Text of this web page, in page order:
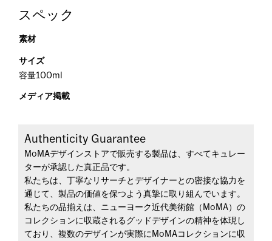
スペック
素材
サイズ
容量100ml
メディア掲載
Authenticity Guarantee
MoMAデザインストアで販売する製品は、すべてキュレー
ターが承認した真正品です。
私たちは、丁寧なリサーチとデザイナーとの密接な協力を
通じて、製品の価値を保つよう真摯に取り組んでいます。
私たちの品揃えは、ニューヨーク近代美術館（MoMA）の
コレクションに収蔵されるグッドデザインの精神を体現し
ており、複数のデザインが実際にMoMAコレクションに収